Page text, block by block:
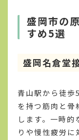
盛岡市の
すめ5選
盛岡名倉堂
青山駅から徒歩
を持つ筋肉と骨
します。一時的
りや慢性疲労